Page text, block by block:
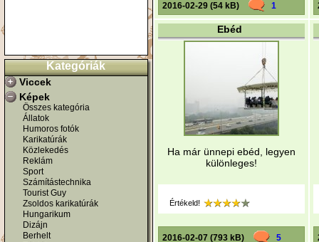
Kategóriák
Viccek
Képek
Összes kategória
Állatok
Humoros fotók
Karikatúrák
Közlekedés
Reklám
Sport
Számítástechnika
Tourist Guy
Zsoldos karikatúrák
Hungarikum
Dizájn
Berhelt
2016-02-29 (54 kB) 1
Ebéd
Ha már ünnepi ebéd, legyen
különleges!
Értékeld!
2016-02-07 (793 kB) 5